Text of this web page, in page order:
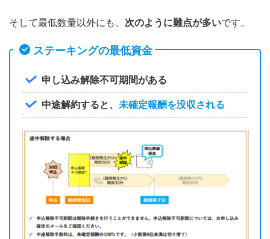
そして最低数量以外にも、 次のように難点が多いです。
ステーキングの最低資金
申し込み解除不可期間がある
中途解約すると、 未確定報酬を没収される